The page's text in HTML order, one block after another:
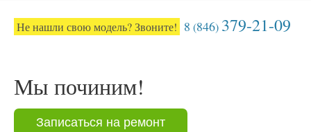
Не нашли свою модель? Звоните! 8 (846) 379-21-09
Мы починим!
Записаться на ремонт